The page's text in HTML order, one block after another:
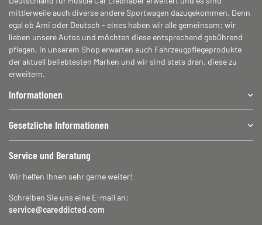
mittlerweile auch diverse andere Sportwagen dazugekommen. Denn
egal ob Ami oder Deutsch - eines haben wir alle gemeinsam: wir
lieben unsere Autos und möchten diese entsprechend gebührend
pflegen. In unserem Shop erwarten euch Fahrzeugpflegeprodukte
der aktuell beliebtesten Marken und wir sind stets dran, diese zu
erweitern.
Informationen
Gesetzliche Informationen
Service und Beratung
Wir helfen Ihnen sehr gerne weiter!
Schreiben Sie uns eine E-mail an:
service@careddicted.com